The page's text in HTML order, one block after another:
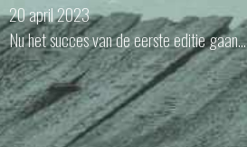
20 april 2023
Nu het succes van de eerste editie gaan…